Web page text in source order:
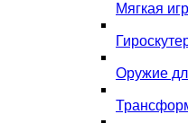
Мягкая
Оружие